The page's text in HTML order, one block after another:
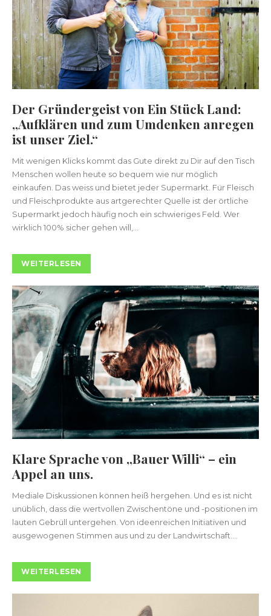
Der Gründergeist von Ein Stück Land:
„Aufklären und zum Umdenken anregen
ist unser Ziel.“
Mit wenigen Klicks kommt das Gute direkt zu Dir auf den Tisch
Menschen wollen heute so bequem wie nur möglich
einkaufen. Das weiss und bietet jeder Supermarkt. Für Fleisch
und Fleischprodukte aus artgerechter Quelle ist der örtliche
Supermarkt jedoch häufig noch ein schwieriges Feld. Wer
wirklich 100% sicher gehen will,...
WEITERLESEN
Klare Sprache von „Bauer Willi“ – ein
Appel an uns.
Mediale Diskussionen können heiß hergehen. Und es ist nicht
unüblich, dass die wertvollen Zwischentöne und -positionen im
lauten Gebrüll untergehen. Von ideenreichen Initiativen und
ausgewogenen Stimmen aus und zu der Landwirtschaft....
WEITERLESEN